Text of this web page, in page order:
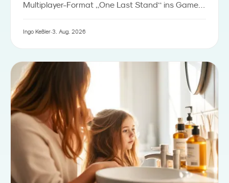
Multiplayer-Format „One Last Stand“ ins Game-
Einstiegshürde für Markenaktivierungen in Roblox
Festivals und Familien-Events.
Ingo Keßler·3. Aug. 2026